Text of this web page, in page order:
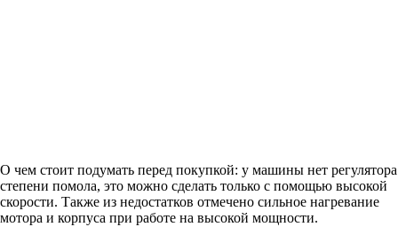
О чем стоит подумать перед покупкой: у машины нет регулятора
степени помола, это можно сделать только с помощью высокой
скорости. Также из недостатков отмечено сильное нагревание
мотора и корпуса при работе на высокой мощности.